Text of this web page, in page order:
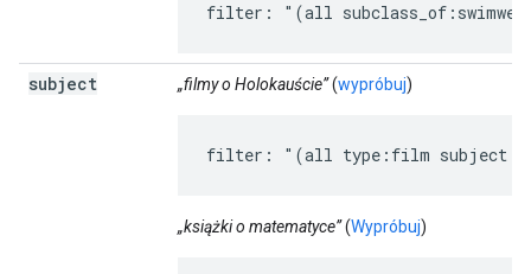
filter: "(all
subject „filmy o Holokauście”(wypróbuj)
filter: "(all type:film
„książki o matematyce”(Wypróbuj)